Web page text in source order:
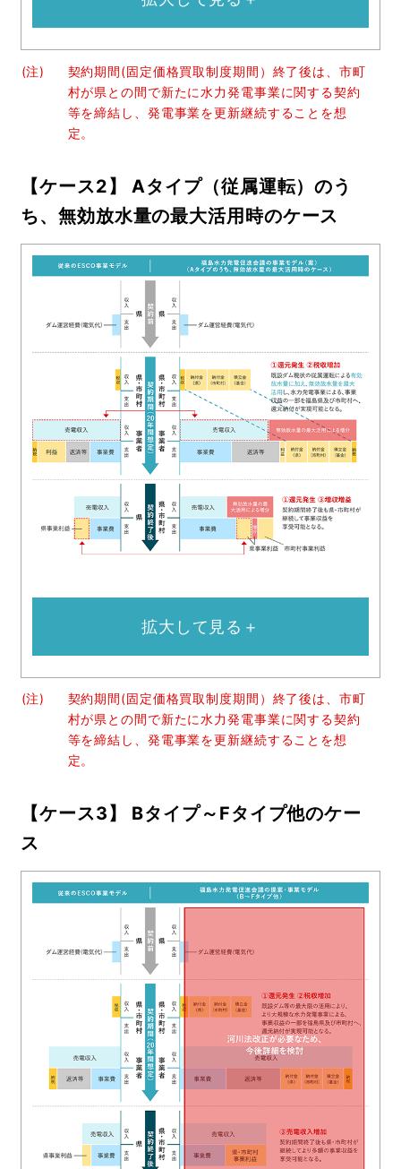
(注)
契約期間(固定価格買取制度期間）終了後は、市町
村が県との間で新たに水力発電事業に関する契約
等を締結し、発電事業を更新継続することを想
定。
【ケース2】 Aタイプ（従属運転）のう
ち、無効放水量の最大活用時のケース
拡大して見る＋
(注)
契約期間(固定価格買取制度期間）終了後は、市町
村が県との間で新たに水力発電事業に関する契約
等を締結し、発電事業を更新継続することを想
定。
【ケース3】 Bタイプ～Fタイプ他のケー
ス